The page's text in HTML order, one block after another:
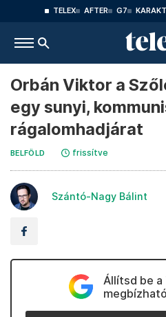
TELEX AFTER G7
Orbán Viktor a
egy sunyi,
rágalomhadjárat
BELFÖLD frissítve
Szántó-Nagy Bálint
Állítsd be a